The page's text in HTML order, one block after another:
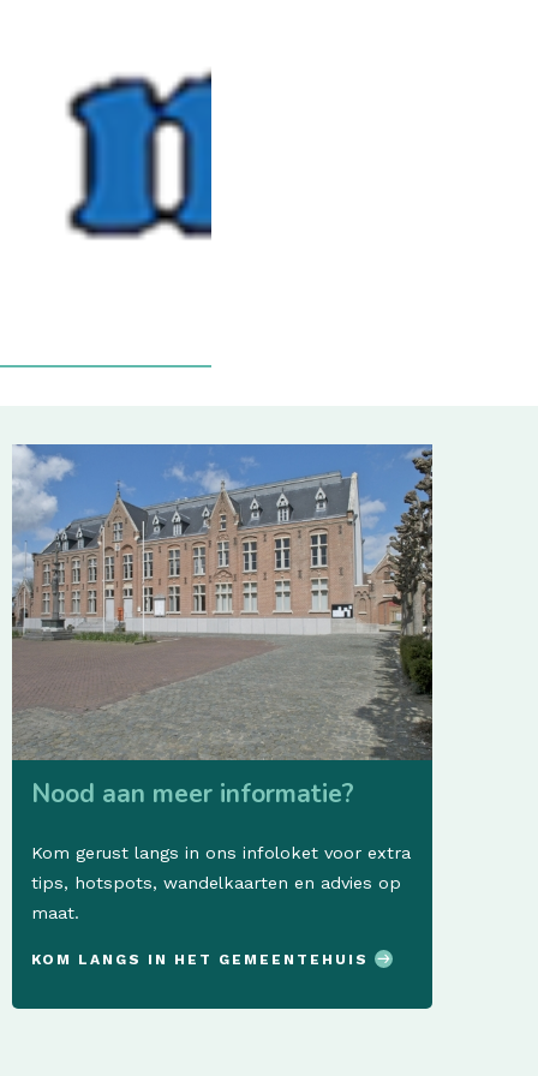
Nood aan meer informatie?
Kom gerust langs in ons infoloket voor extra
tips, hotspots, wandelkaarten en advies op
maat.
KOM LANGS IN HET GEMEENTEHUIS